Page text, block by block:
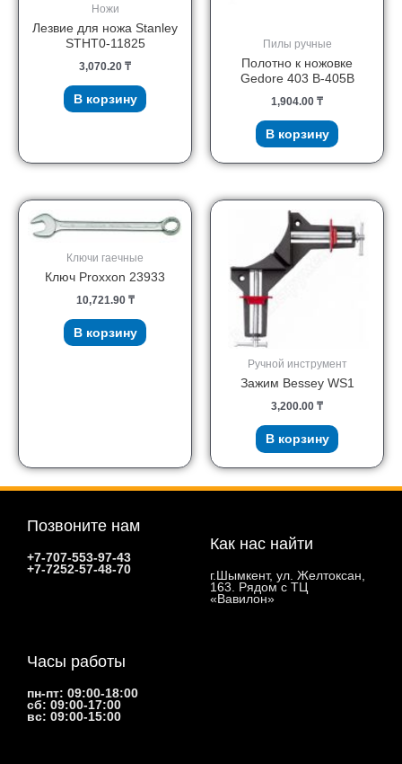
Ножи
Лезвие для ножа Stanley
STHT0-11825
3,070.20 ₸
В корзину
Пилы ручные
Полотно к ножовке
Gedore 403 B-405B
1,904.00 ₸
В корзину
Ключи гаечные
Ключ Proxxon 23933
10,721.90 ₸
В корзину
Ручной инструмент
Зажим Bessey WS1
3,200.00 ₸
В корзину
Позвоните нам
+7-707-553-97-43
+7-7252-57-48-70
Как нас найти
г.Шымкент, ул. Желтоксан,
163. Рядом с ТЦ
«Вавилон»
Часы работы
пн-пт: 09:00-18:00
сб: 09:00-17:00
вс: 09:00-15:00